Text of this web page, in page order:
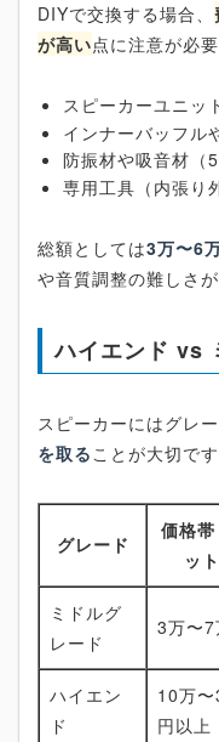
DIYで交換する場合、
が高い点に注意が必要
スピーカーユニッ
インナーバッフル
防振材や吸音材（5
専用工具（内張り
総額としては3万〜6
や音質調整の難しさ
ハイエンド vs
スピーカーにはグレー
を取る ことが大切です
グレード
価格
ット
ミドルグ
レード
3万〜7
ハイエン
ド
10万
円以上